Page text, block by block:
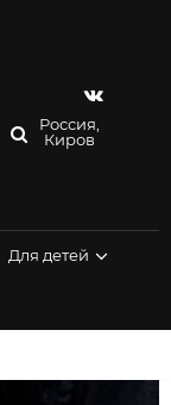
Россия,
Киров
Для детей